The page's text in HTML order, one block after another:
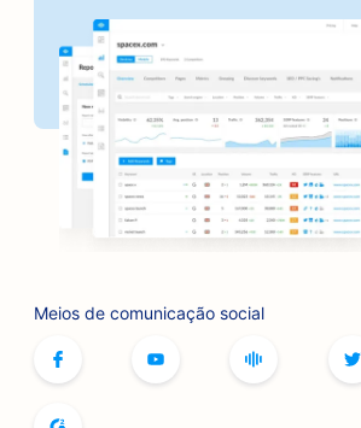
SEO para bancos
SEO para padarias
SEO para barbearias
SEO para butiques
SEO para serviços de botox e
SEO para cafés de jogos de tabuleiro
SEO para livrarias
Meios de comunicação social